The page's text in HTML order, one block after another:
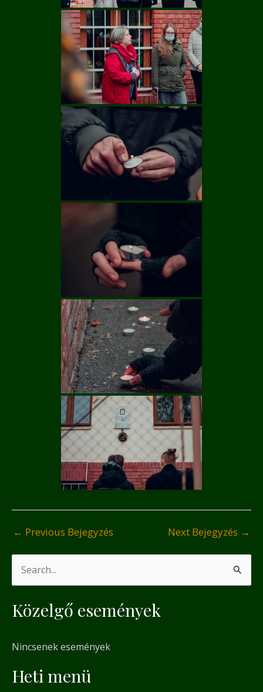
← Previous Bejegyzés Next Bejegyzés →
a
c
f
Közelgő események
Nincsenek események
Heti menü